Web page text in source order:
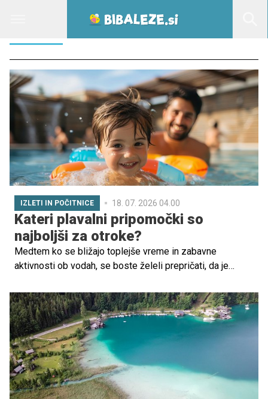
IZLETI IN POČITNICE 18. 07. 2026 04.00
Kateri plavalni pripomočki so
najboljši za otroke?
Medtem ko se bližajo toplejše vreme in zabavne
aktivnosti ob vodah, se boste želeli prepričati, da je
otroke je treba poskrbeti tudi za ustrezno, varnostno
opremo. A kateri plavalni pripomočki so za otroke
najboljši?